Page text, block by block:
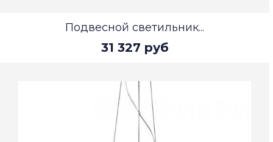
Подвесной светильник...
31 327 руб